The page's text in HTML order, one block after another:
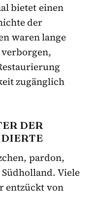
bietet einen
der
waren lange
zugänglich
DER
pardon,
Viele
entzückt von